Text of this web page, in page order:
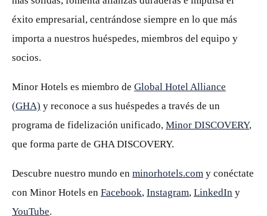
éxito empresarial, centrándose siempre en lo que más
importa a nuestros huéspedes, miembros del equipo y
socios.
Minor Hotels es miembro de Global Hotel Alliance
(GHA) y reconoce a sus huéspedes a través de un
programa de fidelización unificado, Minor DISCOVERY,
que forma parte de GHA DISCOVERY.
Descubre nuestro mundo en minorhotels.com y conéctate
con Minor Hotels en Facebook, Instagram, LinkedIn y
YouTube.